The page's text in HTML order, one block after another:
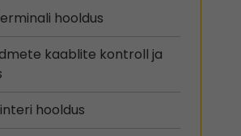
hooldus
kaablite kontroll ja
hooldus